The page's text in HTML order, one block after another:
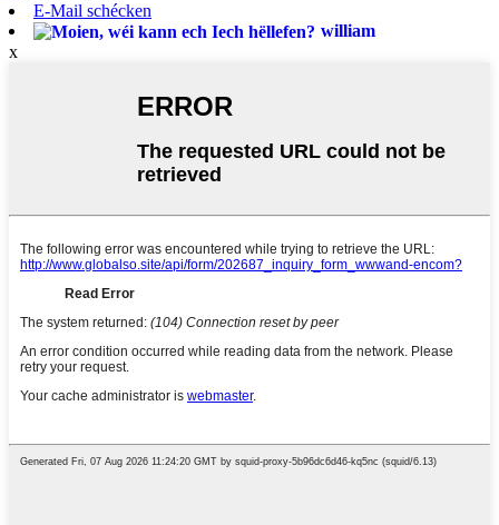
E-Mail schécken
william
x